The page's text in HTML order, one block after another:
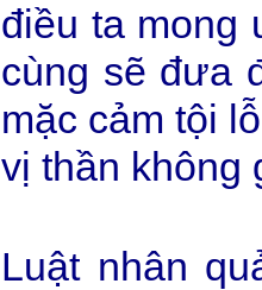
điều ta mong
cùng sẽ đưa
mặc cảm tội
vị thần không
Luật nhân